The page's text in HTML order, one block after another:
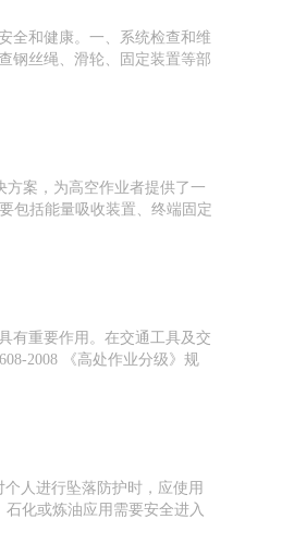
全和健康。一、系统检查和维
钢丝绳、滑轮、固定装置等部
案，为高空作业者提供了一
包括能量吸收装置、终端固定
有重要作用。在交通工具及交
2008 《高处作业分级》规
人进行坠落防护时，应使用
化或炼油应用需要安全进入